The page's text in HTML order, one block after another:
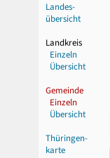
Landes-
übersicht
Landkreis
Einzeln
Übersicht
Gemeinde
Einzeln
Übersicht
Thüringen-
karte